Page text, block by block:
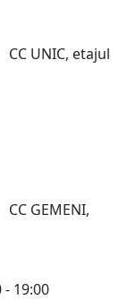
CC UNIC, etajul
CC GEMENI,
- 19:00